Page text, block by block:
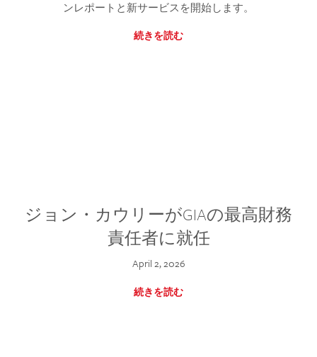
ンレポートと新サービスを開始します。
続きを読む
ジョン・カウリーがGIAの最高財務
責任者に就任
April 2, 2026
続きを読む